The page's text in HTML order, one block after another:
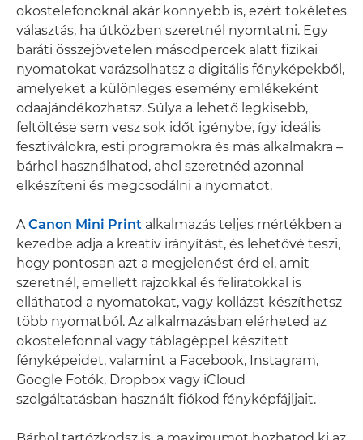
okostelefonoknál akár könnyebb is, ezért tökéletes
választás, ha útközben szeretnél nyomtatni. Egy
baráti összejövetelen másodpercek alatt fizikai
nyomatokat varázsolhatsz a digitális fényképekből,
amelyeket a különleges esemény emlékeként
odaajándékozhatsz. Súlya a lehető legkisebb,
feltöltése sem vesz sok időt igénybe, így ideális
fesztiválokra, esti programokra és más alkalmakra –
bárhol használhatod, ahol szeretnéd azonnal
elkészíteni és megcsodálni a nyomatot.
A Canon Mini Print alkalmazás teljes mértékben a
kezedbe adja a kreatív irányítást, és lehetővé teszi,
hogy pontosan azt a megjelenést érd el, amit
szeretnél, emellett rajzokkal és feliratokkal is
elláthatod a nyomatokat, vagy kollázst készíthetsz
több nyomatból. Az alkalmazásban elérheted az
okostelefonnal vagy táblagéppel készített
fényképeidet, valamint a Facebook, Instagram,
Google Fotók, Dropbox vagy iCloud
szolgáltatásban használt fiókod fényképfájljait.